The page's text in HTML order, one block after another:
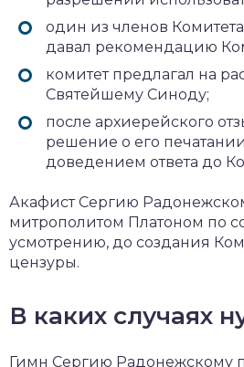
один из членов
давал рекомендацию
комитет предлагал на
Святейшему Синоду;
после архиерейского
решение о его
доведением ответа до
Акафист Сергию
митрополитом Платоном по
усмотрению, до создания
цензуры.
В каких случаях
Гимн Сергию Радонежскому